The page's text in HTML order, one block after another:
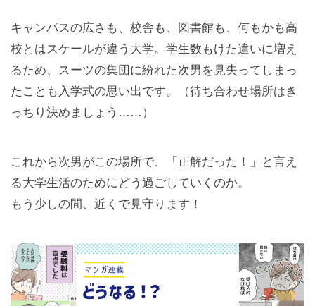
キャンパスの広さも、校舎も、図書館も、何もかも高
校とはスケールが違う大学。学生数もけた違いに増え
るため、スーツの集団に紛れた次男を見失ってしまっ
たことも入学式の思い出です。（待ち合わせ場所はき
っちり決めましょう……）
これから次男がこの場所で、「正解だった！」と言え
る大学生活のためにどう過ごしていくのか。
もう少しの間、近くで見守ります！